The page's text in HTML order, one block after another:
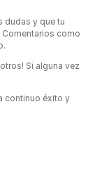
dudas y que tu
como
Si alguna vez
continuo éxito y